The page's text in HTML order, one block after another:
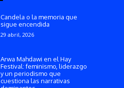
Candela o la memoria que
sigue encendida
29 abril, 2026
Arwa Mahdawi en el Hay
Festival: feminismo, liderazgo
y un periodismo que
cuestiona las narrativas